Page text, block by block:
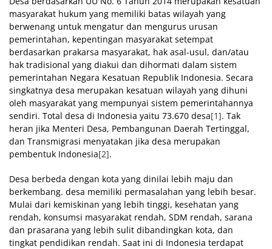
masyarakat hukum yang memiliki batas wilayah yang
berwenang untuk mengatur dan mengurus urusan
pemerintahan, kepentingan masyarakat setempat
berdasarkan prakarsa masyarakat, hak asal-usul, dan/atau
hak tradisional yang diakui dan dihormati dalam sistem
pemerintahan Negara Kesatuan Republik Indonesia. Secara
singkatnya desa merupakan kesatuan wilayah yang dihuni
oleh masyarakat yang mempunyai sistem pemerintahannya
sendiri. Total desa di Indonesia yaitu 73.670 desa[1]. Tak
heran jika Menteri Desa, Pembangunan Daerah Tertinggal,
dan Transmigrasi menyatakan jika desa merupakan
pembentuk Indonesia[2].
Desa berbeda dengan kota yang dinilai lebih maju dan
berkembang. desa memiliki permasalahan yang lebih besar.
Mulai dari kemiskinan yang lebih tinggi, kesehatan yang
rendah, konsumsi masyarakat rendah, SDM rendah, sarana
dan prasarana yang lebih sulit dibandingkan kota, dan
tingkat pendidikan rendah. Saat ini di Indonesia terdapat